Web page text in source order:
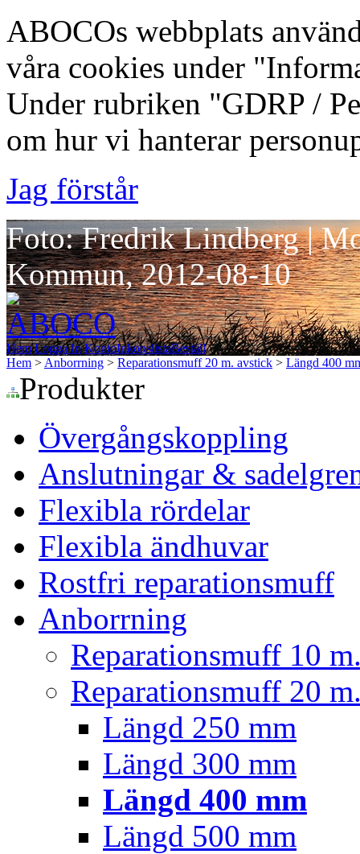
ABOCOs webbplats
våra cookies under
Under rubriken "GDRP /
om hur vi hanterar
Jag förstår
Foto: Fredrik Lindberg |
Kommun, 2012-08-10
Hem Logga In KontoInköpslistaBeställ
Hem > Anborrning > Reparationsmuff 20 m. avstick > Längd 400
Produkter
Övergångskoppling
Anslutningar &
Flexibla rördelar
Flexibla ändhuvar
Rostfri reparationsmuff
Anborrning
Reparationsmuff 10
Reparationsmuff 20
Längd 250 mm
Längd 300 mm
Längd 400 mm
Längd 500 mm